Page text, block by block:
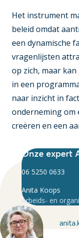
Het instrument
beleid omdat
een dynamische
vragenlijsten
op zich, maar
in een
naar inzicht in
onderneming om
creëren en een
Onze expert
06 5250 0633
Anita Koops
Arbeids- en